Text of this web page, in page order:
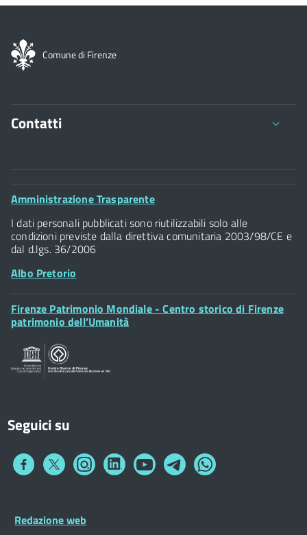
Comune di Firenze
Contatti
Comune di Firenze
Palazzo Vecchio
Piazza della Signoria - 50122, Firenze
P.IVA 01307110484
Posta Elettronica Certificata
Footer
Amministrazione Trasparente
I dati personali pubblicati sono riutilizzabili solo alle
condizioni previste dalla direttiva comunitaria 2003/98/CE e
dal d.lgs. 36/2006
Albo Pretorio
Footer
Widget
Firenze Patrimonio Mondiale - Centro storico di Firenze
patrimonio dell’Umanità
Seguici su
Collegamento
Collegamento
a
Collegamento
a
Collegamento
a
Collegamento
a
Collegamento
a
Collegamento
a
Footer
Widget
Footer
Redazione web